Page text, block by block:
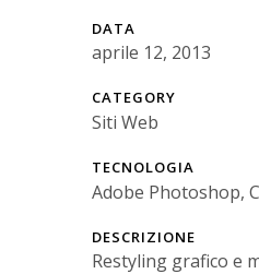
DATA
aprile 12, 2013
CATEGORY
Siti Web
TECNOLOGIA
Adobe Photoshop,
DESCRIZIONE
Restyling grafico e